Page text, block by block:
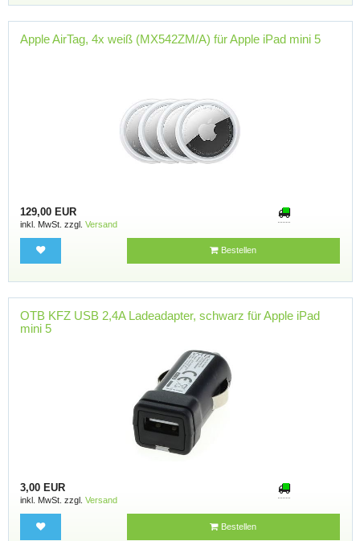
Apple AirTag, 4x weiß (MX542ZM/A) für Apple iPad mini 5
129,00 EUR
inkl. MwSt. zzgl. Versand
Bestellen
OTB KFZ USB 2,4A Ladeadapter, schwarz für Apple iPad
mini 5
3,00 EUR
inkl. MwSt. zzgl. Versand
Bestellen